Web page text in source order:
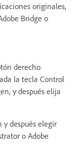
originales,
Bridge o
derecho
la tecla Control
y después elija
y después elegir
o Adobe